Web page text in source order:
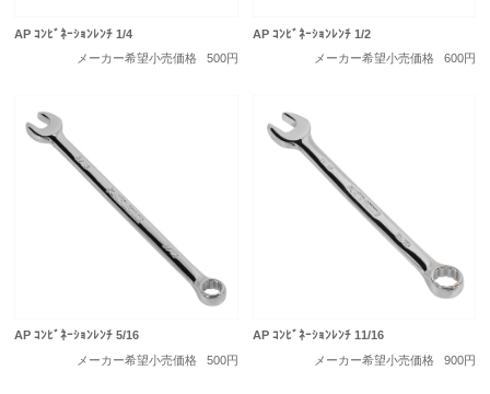
AP ｺﾝﾋﾞﾈｰｼｮﾝﾚﾝﾁ 1/4
メーカー希望小売価格
500円
AP ｺﾝﾋﾞﾈｰｼｮﾝﾚﾝﾁ 1/2
メーカー希望小売価格
600円
AP ｺﾝﾋﾞﾈｰｼｮﾝﾚﾝﾁ 5/16
メーカー希望小売価格
500円
AP ｺﾝﾋﾞﾈｰｼｮﾝﾚﾝﾁ 11/16
メーカー希望小売価格
900円